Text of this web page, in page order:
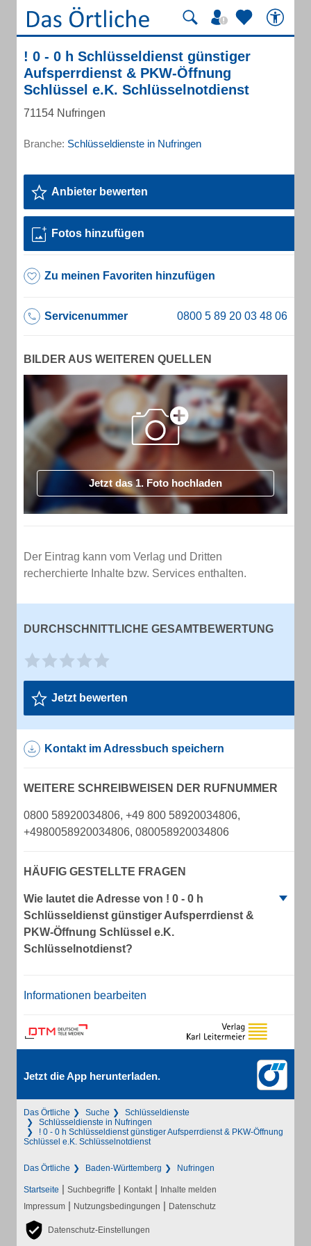
! 0 - 0 h Schlüsseldienst günstiger
Aufsperrdienst & PKW-Öffnung
Schlüssel e.K. Schlüsselnotdienst
71154 Nufringen
Branche: Schlüsseldienste in Nufringen
Anbieter bewerten
Fotos hinzufügen
Zu meinen Favoriten hinzufügen
Servicenummer
BILDER AUS WEITEREN QUELLEN
Jetzt das 1. Foto hochladen
Der Eintrag kann vom Verlag und Dritten
recherchierte Inhalte bzw. Services enthalten.
DURCHSCHNITTLICHE GESAMTBEWERTUNG
Jetzt bewerten
Kontakt im Adressbuch speichern
WEITERE SCHREIBWEISEN DER RUFNUMMER
0800 58920034806, +49 800 58920034806,
+4980058920034806, 080058920034806
HÄUFIG GESTELLTE FRAGEN
Wie lautet die Adresse von ! 0 - 0 h
Schlüsseldienst günstiger Aufsperrdienst &
PKW-Öffnung Schlüssel e.K.
Schlüsselnotdienst?
Informationen bearbeiten
Jetzt die App herunterladen.
Das Örtliche Suche
Schlüsseldienste
Schlüsseldienste in Nufringen
! 0 - 0 h Schlüsseldienst günstiger Aufsperrdienst & PKW-Öffnung
Schlüssel e.K. Schlüsselnotdienst
Das Örtliche Baden-Württemberg Nufringen
Startseite | Suchbegriffe | Kontakt | Inhalte melden
Impressum | Nutzungsbedingungen | Datenschutz
Datenschutz-Einstellungen